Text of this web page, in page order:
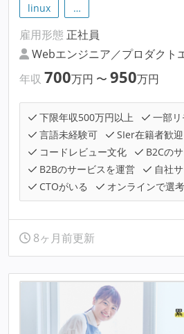
linux
…
雇用形態 正社員
Webエンジニア／プロダクト
年収 700万円 〜 950万円
下限年収500万円以上
一部
言語未経験可
SIer在籍者歓迎
コードレビュー文化
B2Cの
B2Bのサービスを運営
自社
CTOがいる
オンラインで選
8ヶ月前更新